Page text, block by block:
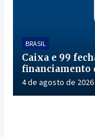
BRASIL
Caixa e 99
financiamento
4 de agosto de 2026